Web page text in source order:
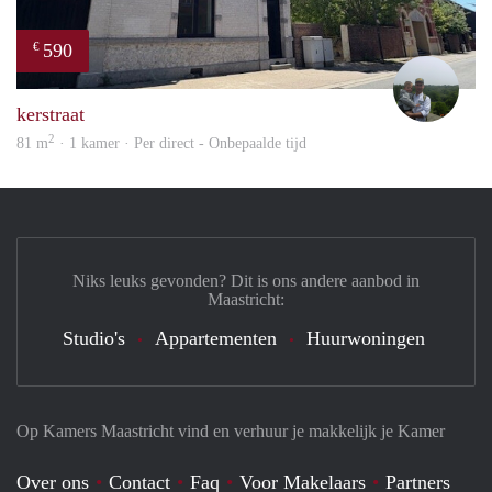
€ 590
kerstraat
81 m2 · 1 kamer · Per direct - Onbepaalde tijd
Op Kamers Maastricht vind en verhuur je makkelijk je Kamer
Over ons Contact Faq Voor Makelaars Partners
Niks leuks gevonden? Dit is ons andere aanbod in
Maastricht:
Studio's Appartementen Huurwoningen